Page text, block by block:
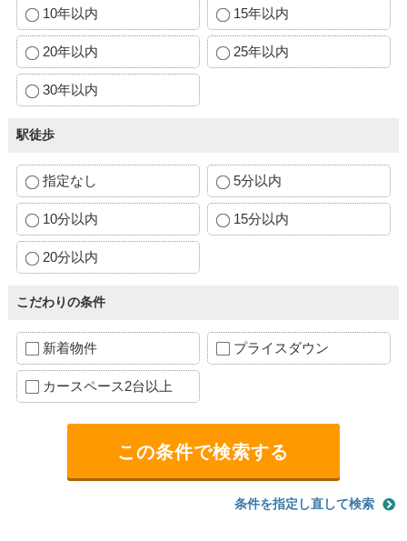
10年以内 15年以内
20年以内 25年以内
30年以内
駅徒歩
指定なし 5分以内
10分以内 15分以内
20分以内
こだわりの条件
新着物件 プライスダウン
カースペース2台以上
条件を指定し直して検索